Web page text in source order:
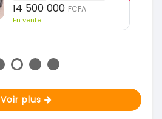
14 500 000 FCFA
En vente
Voir plus